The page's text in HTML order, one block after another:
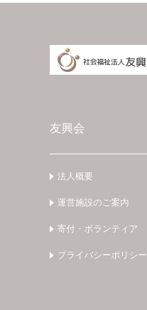
友興会
法人概要
運営施設のご案内
寄付・ボランティア
プライバシーポリシー